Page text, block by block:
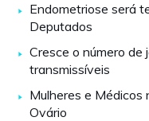
Endometriose será
Deputados
Cresce o número
transmissíveis
Mulheres e Médicos
Ovário